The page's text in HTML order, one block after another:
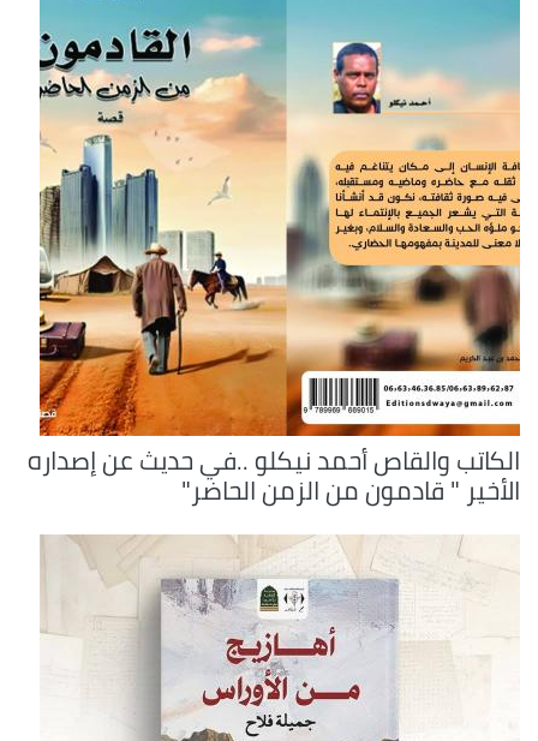
الكاتب والقاص أحمد نيكلو ..في حديث عن إصداره
الأخير " قادمون من الزمن الحاضر"